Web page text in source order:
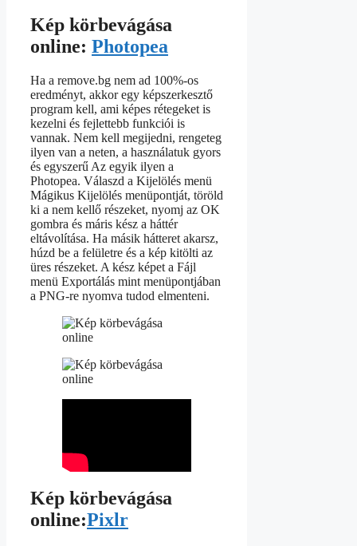
Kép körbevágása
online: Photopea
Ha a remove.bg nem ad 100%-os
eredményt, akkor egy képszerkesztő
program kell, ami képes rétegeket is
kezelni és fejlettebb funkciói is
vannak. Nem kell megijedni, rengeteg
ilyen van a neten, a használatuk gyors
és egyszerű Az egyik ilyen a
Photopea. Válaszd a Kijelölés menü
Mágikus Kijelölés menüpontját, töröld
ki a nem kellő részeket, nyomj az OK
gombra és máris kész a háttér
eltávolítása. Ha másik hátteret akarsz,
húzd be a felületre és a kép kitölti az
üres részeket. A kész képet a Fájl
menü Exportálás mint menüpontjában
a PNG-re nyomva tudod elmenteni.
Kép körbevágása
online:Pixlr